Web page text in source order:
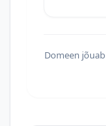
Domeen